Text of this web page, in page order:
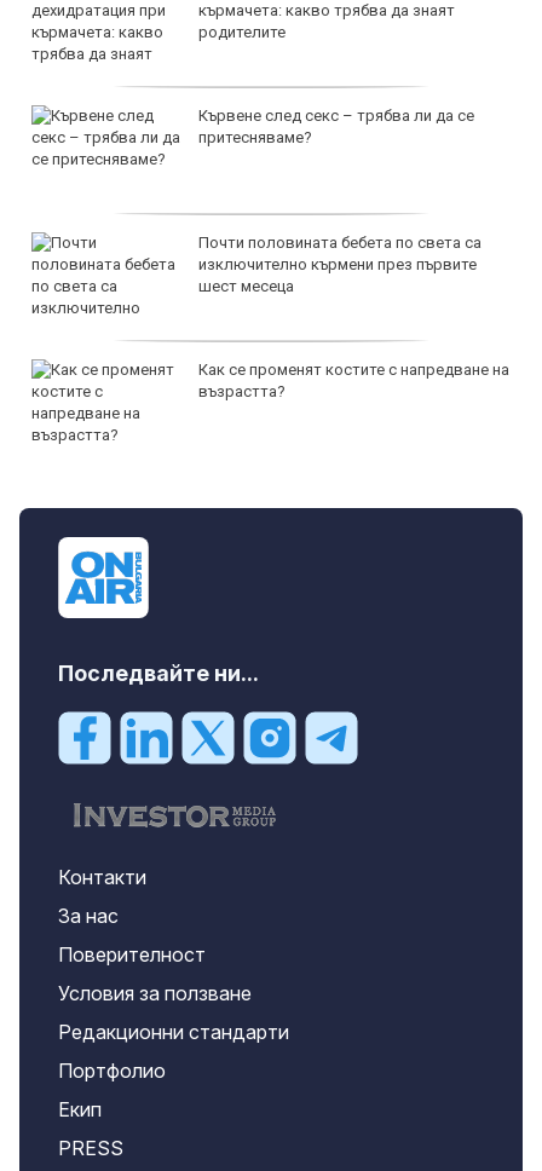
кърмачета: какво трябва да знаят
родителите
Кървене след секс – трябва ли да се
притесняваме?
Почти половината бебета по света са
изключително кърмени през първите
шест месеца
Как се променят костите с напредване на
възрастта?
Последвайте ни...
Контакти
За нас
Поверителност
Условия за ползване
Редакционни стандарти
Портфолио
Екип
PRESS